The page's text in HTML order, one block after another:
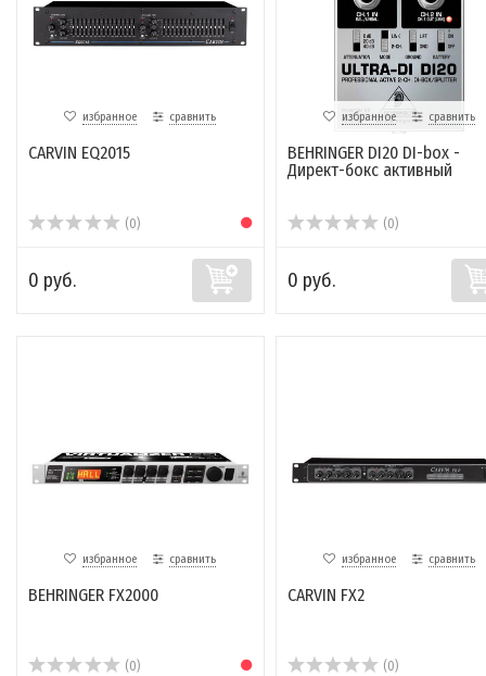
избранное сравнить
CARVIN EQ2015
(0)
0 руб.
избранное сравнить
BEHRINGER DI20 DI-box -
Директ-бокс активный
(0)
0 руб.
избранное сравнить
BEHRINGER FX2000
(0)
избранное сравнить
CARVIN FX2
(0)